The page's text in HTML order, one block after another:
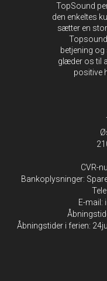
TopSound
den enkeltes
sætter en
betjening
glæder os til
positive
CVR-
Bankoplysninger:
E-mail :
Åbningstider i ferien: